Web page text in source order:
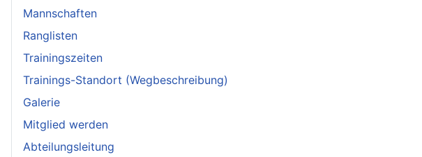
Mannschaften
Ranglisten
Trainingszeiten
Trainings-Standort (Wegbeschreibung)
Galerie
Mitglied werden
Abteilungsleitung